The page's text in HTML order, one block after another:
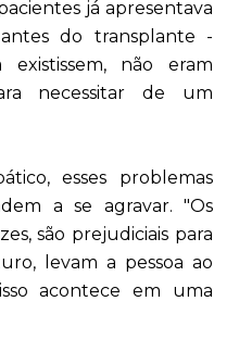
já apresentava
do transplante -
existissem, não eram
necessitar de um
esses problemas
a se agravar. "Os
são prejudiciais para
levam a pessoa ao
acontece em uma